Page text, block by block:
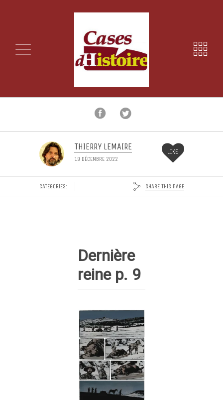
THIERRY LEMAIRE
19 DÉCEMBRE 2022
LIKE
CATEGORIES: SHARE THIS PAGE
Dernière
reine p. 9